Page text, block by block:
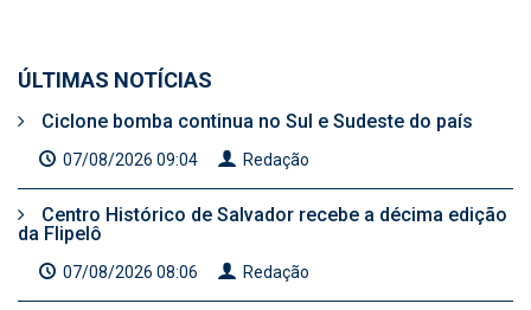
ÚLTIMAS NOTÍCIAS
Ciclone bomba continua no Sul e Sudeste do país
07/08/2026 09:04 Redação
Centro Histórico de Salvador recebe a décima edição
da Flipelô
07/08/2026 08:06 Redação